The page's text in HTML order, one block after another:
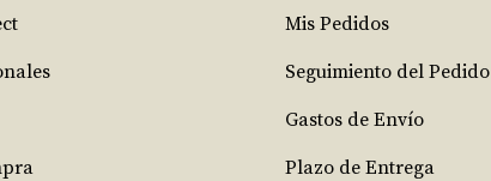
Mis Pedidos
Seguimiento del Pedido
Gastos de Envío
Plazo de Entrega